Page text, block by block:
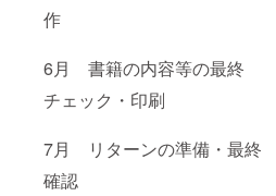
作
6月 書籍の内容等の最終
チェック・印刷
7月 リターンの準備・最終
確認